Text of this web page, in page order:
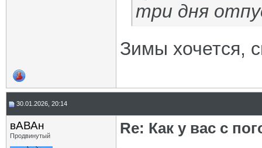
три дня
Зимы хочется,
30.01.2026, 20:14
вАВАн
Продвинутый Re: Как у вас с